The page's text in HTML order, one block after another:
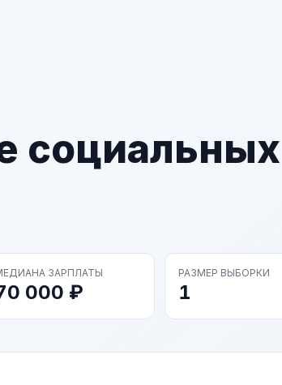
социальных
ЗАРПЛАТЫ
000 ₽
РАЗМЕР ВЫБОРКИ
1